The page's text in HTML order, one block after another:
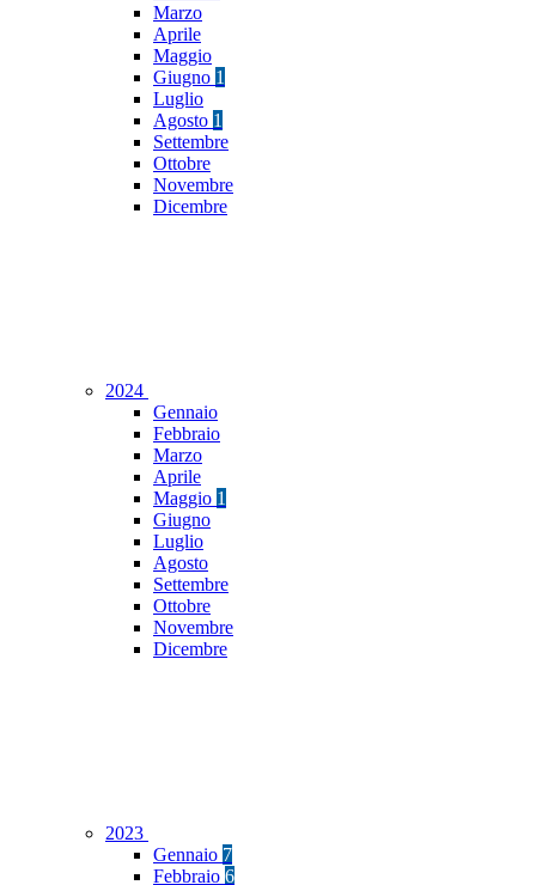
Marzo
Aprile
Maggio
Giugno 1
Luglio
Agosto 1
Settembre
Ottobre
Novembre
Dicembre
2024
Gennaio
Febbraio
Marzo
Aprile
Maggio 1
Giugno
Luglio
Agosto
Settembre
Ottobre
Novembre
Dicembre
2023
Gennaio 7
Febbraio 6